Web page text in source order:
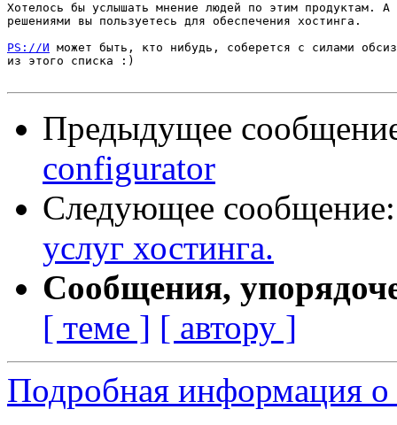
Хотелось бы услышать мнение людей по этим продуктам.
решениями вы пользуетесь для обеспечения хостинга.
PS://И может быть, кто нибудь, соберется с силами
из этого списка :)
Предыдущее
configurator
Следующее
услуг хостинга.
Сообщения,
[ теме ] [ автору ]
Подробная информация о